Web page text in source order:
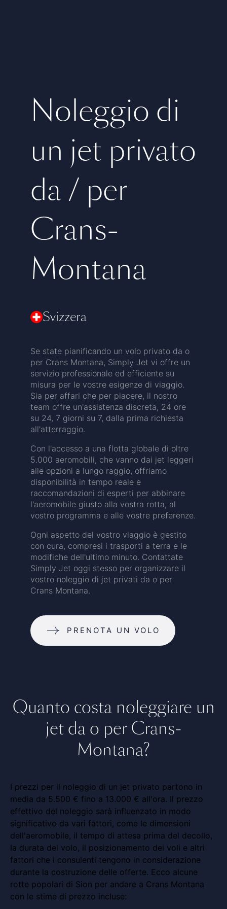
Noleggio di
un jet privato
da / per
Crans-
Montana
Svizzera
Se state pianificando un volo privato da o
per Crans Montana, Simply Jet vi offre un
servizio professionale ed efficiente su
misura per le vostre esigenze di viaggio.
Sia per affari che per piacere, il nostro
team offre un'assistenza discreta, 24 ore
su 24, 7 giorni su 7, dalla prima richiesta
all'atterraggio.
Con l'accesso a una flotta globale di oltre
5.000 aeromobili, che vanno dai jet leggeri
alle opzioni a lungo raggio, offriamo
disponibilità in tempo reale e
raccomandazioni di esperti per abbinare
l'aeromobile giusto alla vostra rotta, al
vostro programma e alle vostre preferenze.
Ogni aspetto del vostro viaggio è gestito
con cura, compresi i trasporti a terra e le
modifiche dell'ultimo minuto. Contattate
Simply Jet oggi stesso per organizzare il
vostro noleggio di jet privati da o per
Crans Montana.
PRENOTA UN VOLO
Quanto costa noleggiare un
jet da o per Crans-
Montana?
I prezzi per il noleggio di un jet privato partono in
media da 5.500 € fino a 13.000 € all'ora. Il prezzo
effettivo del noleggio sarà influenzato in modo
significativo da vari fattori, come le dimensioni
dell'aeromobile, il tempo di attesa prima del decollo,
la durata del volo, il posizionamento dei voli e altri
fattori che i consulenti tengono in considerazione
durante la costruzione delle offerte. Ecco alcune
rotte popolari di Sion per andare a Crans Montana
con le stime di prezzo incluse: